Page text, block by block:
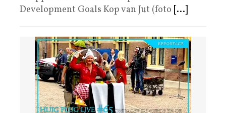
Development Goals Kop van Jut (foto [...]